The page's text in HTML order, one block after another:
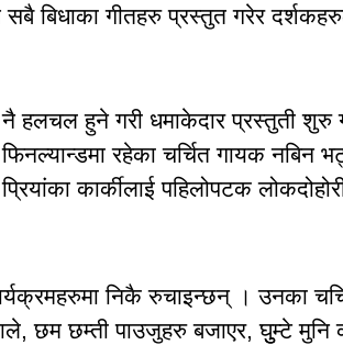
बिधाका गीतहरु प्रस्तुत गरेर
हलचल हुने गरी धमाकेदार प्रस्तुती शुरु
रहेका चर्चित गायक नबिन
कार्कीलाई पहिलोपटक
निकै रुचाइन्छन् । उनका
छम छम्ती पाउजुहरु बजाएर, घुुम्टे मुनि